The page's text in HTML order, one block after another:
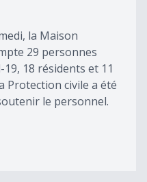
la Maison
29 personnes
18 résidents et 11
Protection civile a été
le personnel.